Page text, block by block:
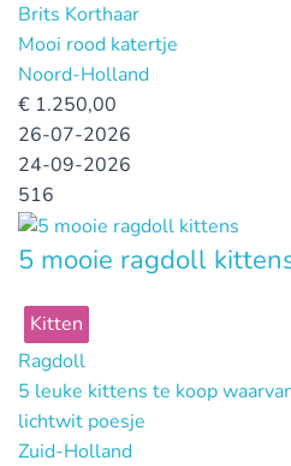
Brits Korthaar
Mooi rood katertje
Noord-Holland
€ 1.250,00
26-07-2026
24-09-2026
516
5 mooie ragdoll
Kitten
Ragdoll
5 leuke kittens te koop
lichtwit poesje
Zuid-Holland